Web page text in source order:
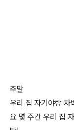
주말
우리 집 자기야랑 차
요 몇 주간 우리 집